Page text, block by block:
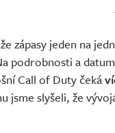
zápasy jeden na
podrobnosti a
Call of Duty čeká
jsme slyšeli, že